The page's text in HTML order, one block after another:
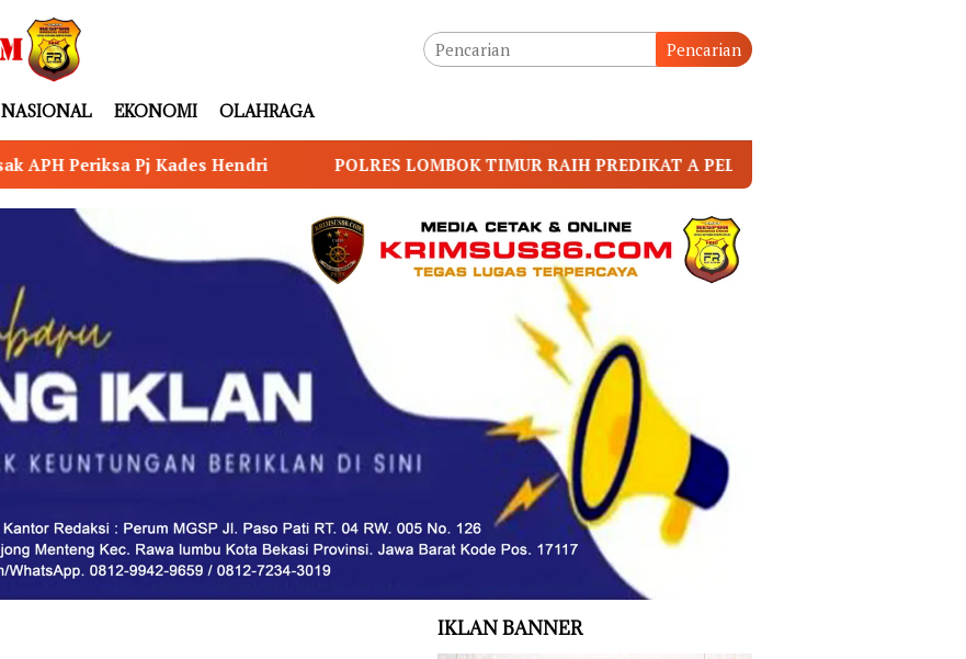
Pencarian
NASIONAL EKONOMI OLAHRAGA
POLRES LOMBOK TIMUR RAIH PREDIKAT A PELAYANAN PRIMA, TERBAIK DI JAJARAN POLRES POLDA NTB
IKLAN BANNER